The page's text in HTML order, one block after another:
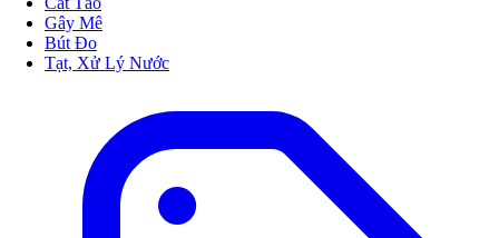
Gây Mê
Bút Đo
Tạt, Xử Lý Nước